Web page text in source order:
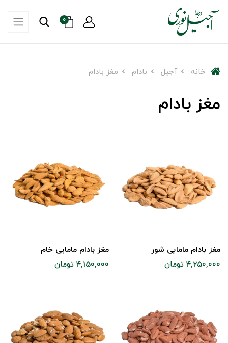
0
خانه آجیل بادام مغز بادام
مغز بادام
مغز بادام مامایی شور
4,250,000 تومان
مغز بادام مامایی خام
4,150,000 تومان